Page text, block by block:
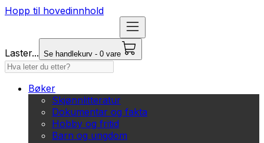
Hopp til hovedinnhold
Laster... Se handlekurv - 0 vare
Bøker
Skjønnlitteratur
Dokumentar og fakta
Hobby og fritid
Barn og ungdom